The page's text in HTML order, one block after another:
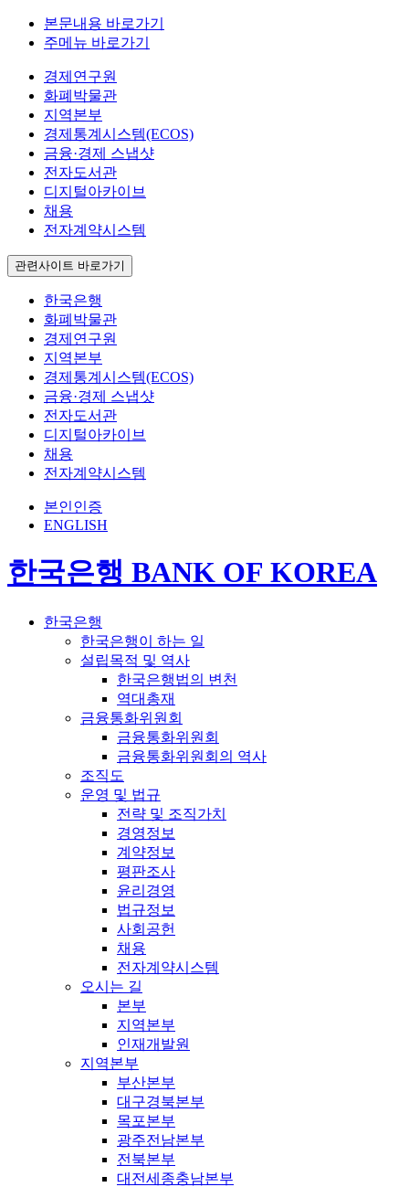
본문내용 바로가기
주메뉴 바로가기
경제연구원
화폐박물관
지역본부
경제통계시스템(ECOS)
금융·경제 스냅샷
전자도서관
디지털아카이브
채용
전자계약시스템
관련사이트 바로가기
한국은행
화폐박물관
경제연구원
지역본부
경제통계시스템(ECOS)
금융·경제 스냅샷
전자도서관
디지털아카이브
채용
전자계약시스템
본인인증
ENGLISH
한국은행 BANK OF KOREA
한국은행
한국은행이 하는 일
설립목적 및 역사
한국은행법의 변천
역대총재
금융통화위원회
금융통화위원회
금융통화위원회의 역사
조직도
운영 및 법규
전략 및 조직가치
경영정보
계약정보
평판조사
윤리경영
법규정보
사회공헌
채용
전자계약시스템
오시는 길
본부
지역본부
인재개발원
지역본부
부산본부
대구경북본부
목포본부
광주전남본부
전북본부
대전세종충남본부